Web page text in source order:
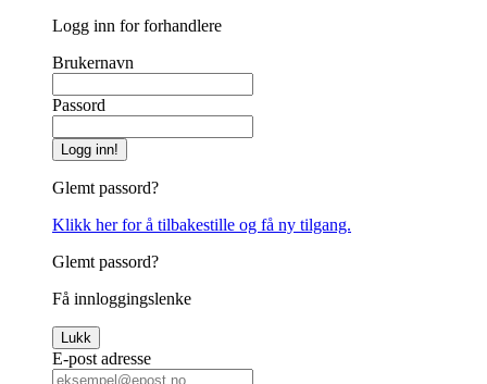
Logg inn for forhandlere
Brukernavn
Passord
Logg inn!
Glemt passord?
Klikk her for å tilbakestille og få ny tilgang.
Glemt passord?
Få innloggingslenke
Lukk
E-post adresse